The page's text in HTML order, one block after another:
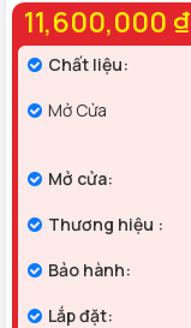
11,600,000 ₫
Chất liệu:
Mở Cửa
Mở cửa:
Thương hiệu :
Bảo hành:
Lắp đặt: